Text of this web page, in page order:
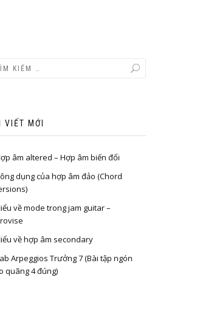
VIẾT MỚI
âm altered – Hợp âm biến đổi
dụng của hợp âm đảo (Chord
về mode trong jam guitar –
về hợp âm secondary
Arpeggios Trưởng 7 (Bài tập ngón
quãng 4 đúng)